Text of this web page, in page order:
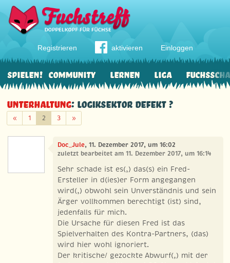
Registrieren aktivieren Einloggen
Community Lernen Liga
Spielen!
Unterhaltung: Logiksektor defekt ?
«Zurück
1 2 3 »Weiter
Doc_Jule, 11. Dezember 2017, um 16:02
zuletzt bearbeitet am 11. Dezember 2017, um 16:14
Sehr schade ist es(,) das(s) ein Fred-
Ersteller in d(ies)er Form angegangen
wird(,) obwohl sein Unverständnis und sein
Ärger vollkommen berechtigt (ist) sind,
jedenfalls für mich.
Die Ursache für diesen Fred ist das
Spielverhalten des Kontra-Partners, (das)
wird hier wohl ignoriert.
Der kritische/ gezockte Abwurf(,) mit der